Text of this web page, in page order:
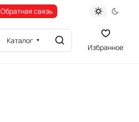
Обратная связь
Каталог
Избранное